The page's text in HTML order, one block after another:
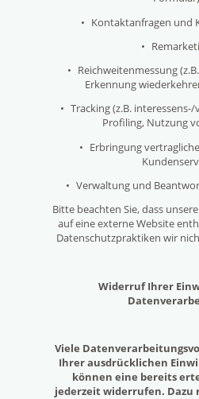
• Kontaktanfragen und
•
• Reichweitenmessung
Erkennung
• Tracking (z.B.
Profiling, Nutzung
• Erbringung
• Verwaltung und
Bitte beachten Sie, dass
auf eine externe Website
Datenschutzpraktiken wir
Widerruf Ihrer
Viele
Ihrer ausdrücklichen
können eine bereits
jederzeit widerrufen. Dazu